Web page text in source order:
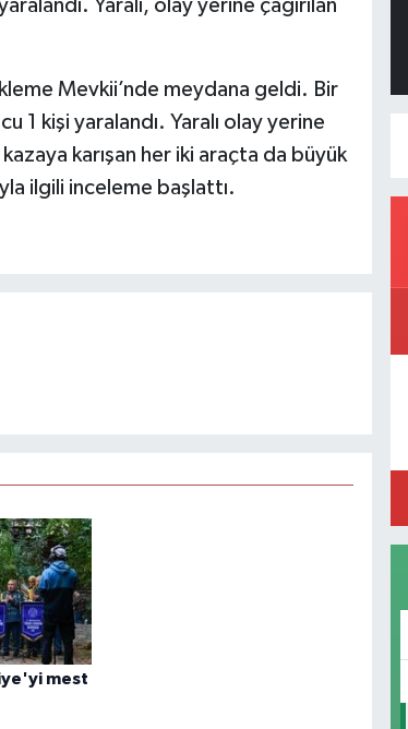
Yaralı, olay yerine çağırılan
Mevkii’nde meydana geldi. Bir
1 kişi yaralandı. Yaralı olay yerine
karışan her iki araçta da büyük
ilgili inceleme başlattı.
mest